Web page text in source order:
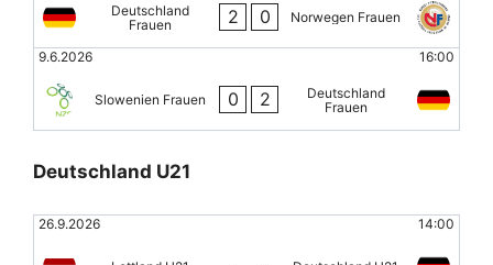
Deutschland
Frauen
2 0 Norwegen Frauen
9.6.2026 16:00
Slowenien Frauen 0 2
Deutschland
Frauen
Deutschland U21
26.9.2026 14:00